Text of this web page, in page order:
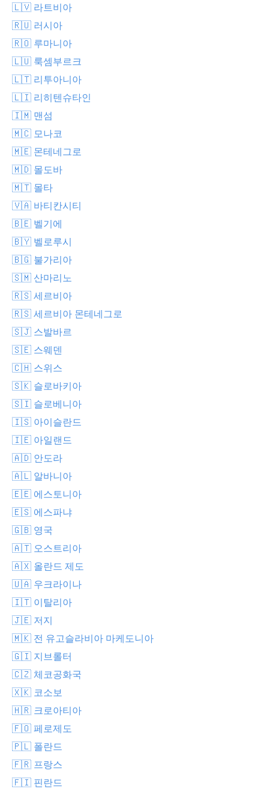
🇱🇻 라트비아
🇷🇺 러시아
🇷🇴 루마니아
🇱🇺 룩셈부르크
🇱🇹 리투아니아
🇱🇮 리히텐슈타인
🇮🇲 맨섬
🇲🇨 모나코
🇲🇪 몬테네그로
🇲🇩 몰도바
🇲🇹 몰타
🇻🇦 바티칸시티
🇧🇪 벨기에
🇧🇾 벨로루시
🇧🇬 불가리아
🇸🇲 산마리노
🇷🇸 세르비아
🇷🇸 세르비아 몬테네그로
🇸🇯 스발바르
🇸🇪 스웨덴
🇨🇭 스위스
🇸🇰 슬로바키아
🇸🇮 슬로베니아
🇮🇸 아이슬란드
🇮🇪 아일랜드
🇦🇩 안도라
🇦🇱 알바니아
🇪🇪 에스토니아
🇪🇸 에스파냐
🇬🇧 영국
🇦🇹 오스트리아
🇦🇽 올란드 제도
🇺🇦 우크라이나
🇮🇹 이탈리아
🇯🇪 저지
🇲🇰 전 유고슬라비아 마케도니아
🇬🇮 지브롤터
🇨🇿 체코공화국
🇽🇰 코소보
🇭🇷 크로아티아
🇫🇴 페로제도
🇵🇱 폴란드
🇫🇷 프랑스
🇫🇮 핀란드